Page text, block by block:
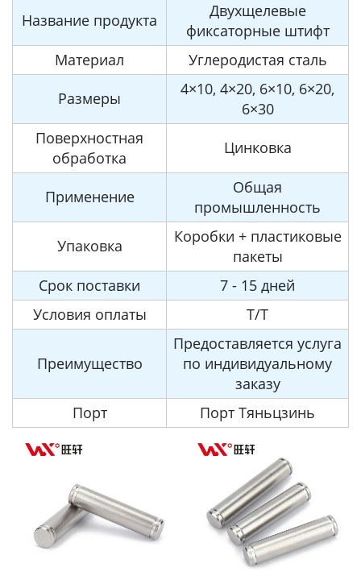
Название продукта
Двухщелевые
фиксаторные штифт
Материал
Углеродистая сталь
Размеры
4×10, 4×20, 6×10, 6×20,
6×30
Поверхностная
обработка
Цинковка
Применение
Общая
промышленность
Упаковка
Коробки + пластиковые
пакеты
Срок поставки
7 - 15 дней
Условия оплаты
T/T
Преимущество
Предоставляется услуга
по индивидуальному
заказу
Порт
Порт Тяньцзинь